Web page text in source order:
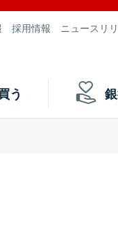
採用情報 ニュースリ
う